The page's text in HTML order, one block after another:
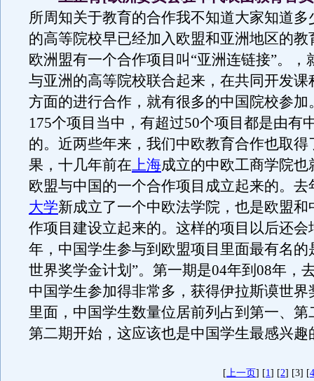
所周知关于教育的合作我不知道大家知道多
的高等院校早已经加入欧盟和亚洲地区的教
欧洲盟有一个合作项目叫“亚洲连链接”。，
与亚洲的高等院校联合起来，在共同开发课
方面的进行合作，就有很多的中国院校参加
175个项目当中，有超过50个项目都是由有
的。近两些年来，我们中欧教育合作也取得
果，十几年前在上海成立的中欧工商学院也
欧盟与中国的一个合作项目成立起来的。去
大学新成立了一个中欧法学院，也是欧盟和
作项目建设立起来的。这样的项目以后还会
年，中国学生参与到欧盟项目里面最有名的
世界奖学金计划”。第一期是04年到08年，
中国学生参加得非常多，获得伊拉斯谟世界
里面，中国学生数量位居前列占到第一、第
第二期开始，这应该也是中国学生最感兴趣
[上一页] [1] [2] [3] [4